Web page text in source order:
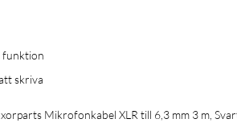
funktion
skriva
Mikrofonkabel XLR till 6,3 mm 3 m,